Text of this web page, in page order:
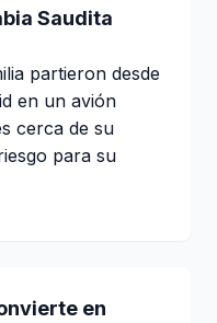
Saudita
partieron desde
en un avión
cerca de su
para su
en